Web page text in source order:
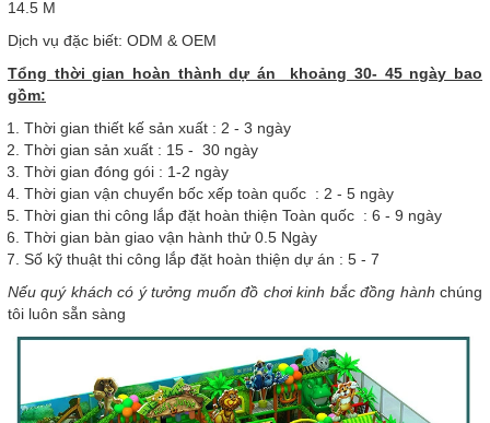
14.5 M
Dịch vụ đặc biết: ODM & OEM
Tổng thời gian hoàn thành dự án khoảng 30- 45 ngày bao
gồm:
Thời gian thiết kế sản xuất : 2 - 3 ngày
Thời gian sản xuất : 15 - 30 ngày
Thời gian đóng gói : 1-2 ngày
Thời gian vận chuyển bốc xếp toàn quốc : 2 - 5 ngày
Thời gian thi công lắp đặt hoàn thiện Toàn quốc : 6 - 9 ngày
Thời gian bàn giao vận hành thử 0.5 Ngày
Số kỹ thuật thi công lắp đặt hoàn thiện dự án : 5 - 7
Nếu quý khách có ý tưởng muốn đồ chơi kinh bắc đồng hành chúng
tôi luôn sẵn sàng